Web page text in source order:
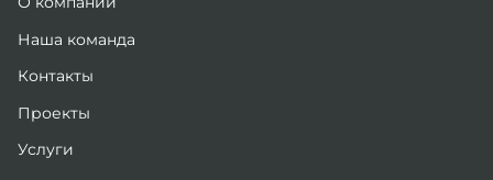
Наша команда
Контакты
Проекты
Услуги